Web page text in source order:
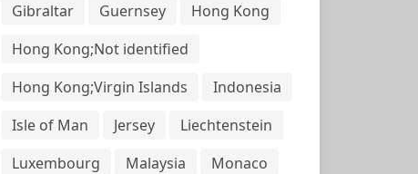
Gibraltar
Guernsey
Hong Kong
Hong Kong;Not identified
Hong Kong;Virgin Islands
Indonesia
Isle of Man
Jersey
Liechtenstein
Luxembourg
Malaysia
Monaco